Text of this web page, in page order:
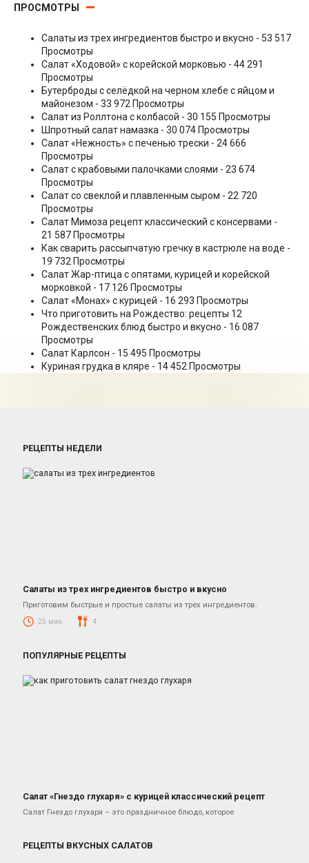
ПРОСМОТРЫ
Салаты из трех ингредиентов быстро и вкусно - 53 517
Просмотры
Салат «Ходовой» с корейской морковью - 44 291
Просмотры
Бутерброды с селёдкой на черном хлебе с яйцом и
майонезом - 33 972 Просмотры
Салат из Роллтона с колбасой - 30 155 Просмотры
Шпротный салат намазка - 30 074 Просмотры
Салат «Нежность» с печенью трески - 24 666
Просмотры
Салат с крабовыми палочками слоями - 23 674
Просмотры
Салат со свеклой и плавленным сыром - 22 720
Просмотры
Салат Мимоза рецепт классический с консервами -
21 587 Просмотры
Как сварить рассыпчатую гречку в кастрюле на воде -
19 732 Просмотры
Салат Жар-птица с опятами, курицей и корейской
морковкой - 17 126 Просмотры
Салат «Монах» с курицей - 16 293 Просмотры
Что приготовить на Рождество: рецепты 12
Рождественских блюд быстро и вкусно - 16 087
Просмотры
Салат Карлсон - 15 495 Просмотры
Куриная грудка в кляре - 14 452 Просмотры
РЕЦЕПТЫ НЕДЕЛИ
Салаты
Салаты из трех ингредиентов быстро и вкусно
Приготовим быстрые и простые салаты из трех ингредиентов.
25 мин. 4
ПОПУЛЯРНЫЕ РЕЦЕПТЫ
Салаты с курицей
Салат «Гнездо глухаря» с курицей классический рецепт
Салат Гнездо глухаря – это праздничное блюдо, которое
РЕЦЕПТЫ ВКУСНЫХ САЛАТОВ